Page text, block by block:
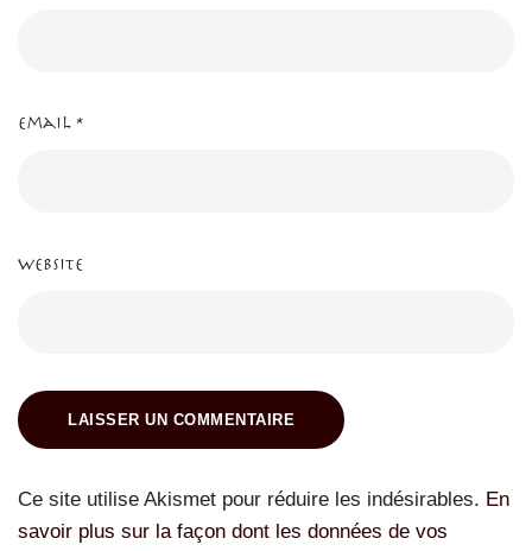
Email *
Website
LAISSER UN COMMENTAIRE
Ce site utilise Akismet pour réduire les indésirables. En
savoir plus sur la façon dont les données de vos